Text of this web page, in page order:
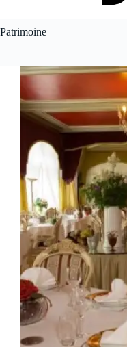
Patrimoine